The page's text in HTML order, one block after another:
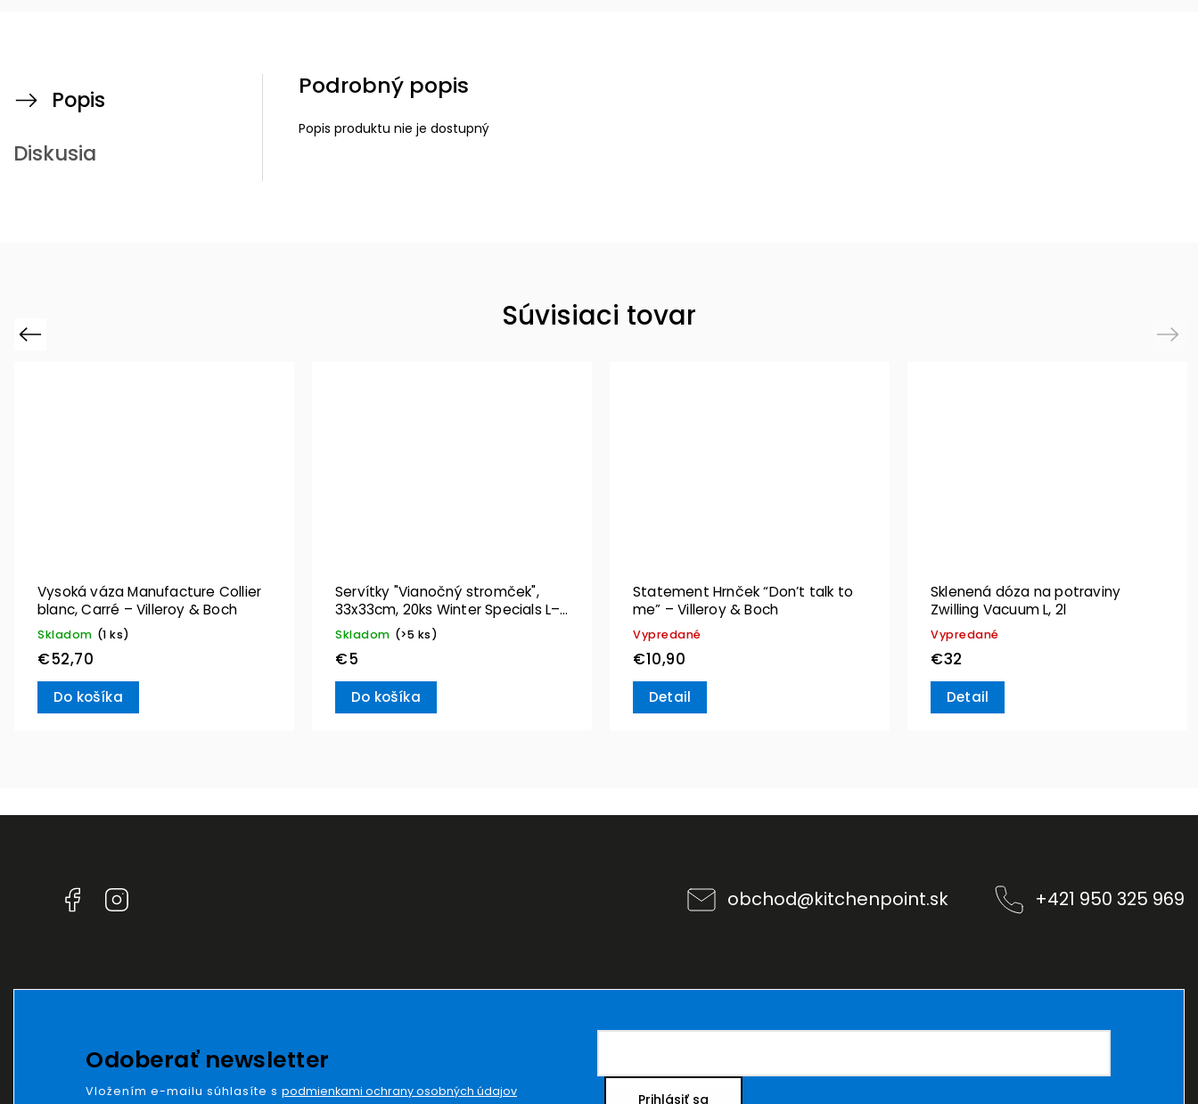
Popis
Diskusia
Podrobný popis
Popis produktu nie je dostupný
Súvisiaci tovar
Previous
Vysoká váza Manufacture Collier
blanc, Carré – Villeroy & Boch
Skladom (1 ks)
€52,70
Do košíka
Servítky "Vianočný stromček",
33x33cm, 20ks Winter Specials L–
Villeroy & Boch
Skladom (>5 ks)
€5
Do košíka
Statement Hrnček “Don’t talk to
me” – Villeroy & Boch
Vypredané
€10,90
Detail
Sklenená dóza na potraviny
Zwilling Vacuum L, 2l
Vypredané
€32
Detail
Next
Facebook obchod@kitchenpoint.sk +421 950 325 969
Odoberať newsletter
Vložením e-mailu súhlasíte s podmienkami ochrany osobných údajov Prihlásiť sa